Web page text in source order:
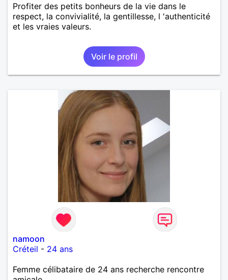
Profiter des petits bonheurs de la vie dans le
respect, la convivialité, la gentillesse, l 'authenticité
et les vraies valeurs.
Voir le profil
namoon
Créteil - 24 ans
Femme célibataire de 24 ans recherche rencontre